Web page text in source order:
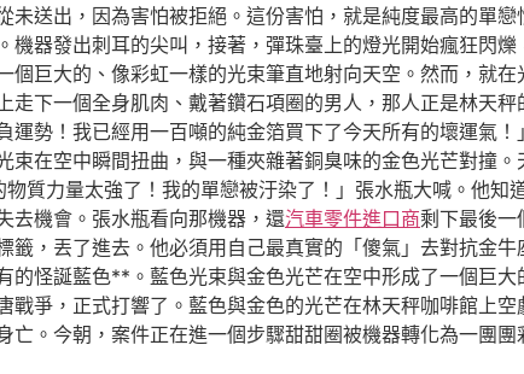
未送出，因為害怕被拒絕。這份害怕，就是純度最高的單
器發出刺耳的尖叫，接著，彈珠臺上的燈光開始瘋狂閃
個巨大的、像彩虹一樣的光束筆直地射向天空。然而，就
走下一個全身肌肉、戴著鑽石項圈的男人，那人正是林天
運勢！我已經用一百噸的純金箔買下了今天所有的壞運氣
束在空中瞬間扭曲，與一種夾雜著銅臭味的金色光芒對撞
質力量太強了！我的單戀被汙染了！」張水瓶大喊。他
去機會。張水瓶看向那機器，還汽車零件進口商剩下最後一
籤，丟了進去。他必須用自己最真實的「傻氣」去對抗金
的怪誕藍色**。藍色光束與金色光芒在空中形成了一個巨
爭，正式打響了。藍色與金色的光芒在林天秤咖啡館上
。今朝，案件正在進一個步驟甜甜圈被機器轉化為一團